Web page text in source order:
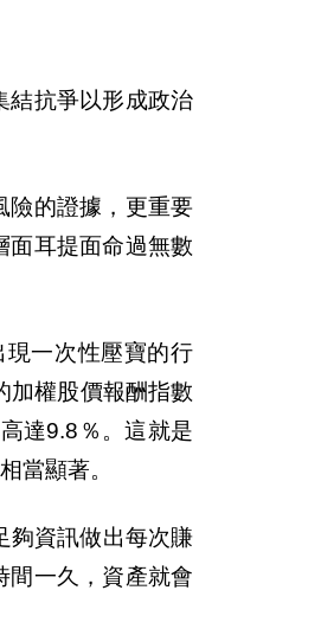
結抗爭以形成政治
險的證據，更重要
面耳提面命過無數
現一次性壓寶的行
加權股價報酬指數
達9.8％。這就是
當顯著。
夠資訊做出每次賺
間一久，資產就會